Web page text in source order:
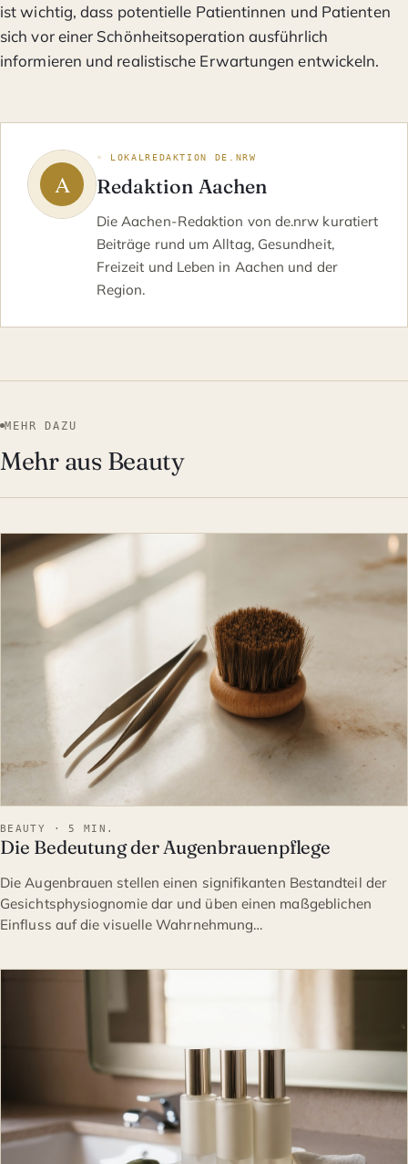
ist wichtig, dass potentielle Patientinnen und Patienten
sich vor einer Schönheitsoperation ausführlich
informieren und realistische Erwartungen entwickeln.
◦ LOKALREDAKTION DE.NRW
Redaktion Aachen
Die Aachen-Redaktion von de.nrw kuratiert
Beiträge rund um Alltag, Gesundheit,
Freizeit und Leben in Aachen und der
Region.
MEHR DAZU
Mehr aus Beauty
BEAUTY
BEAUTY · 5 MIN.
Die Bedeutung der Augenbrauenpflege
Die Augenbrauen stellen einen signifikanten Bestandteil der
Gesichtsphysiognomie dar und üben einen maßgeblichen
Einfluss auf die visuelle Wahrnehmung…